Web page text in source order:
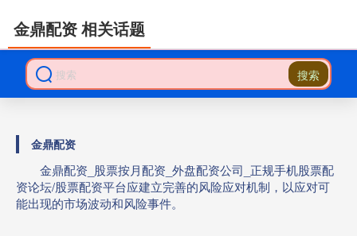
搜索
金鼎配资
金鼎配资_股票按月配资_外盘配资公司_正规手机股票配
资论坛/股票配资平台应建立完善的风险应对机制，以应对可
能出现的市场波动和风险事件。
金鼎配资 相关话题